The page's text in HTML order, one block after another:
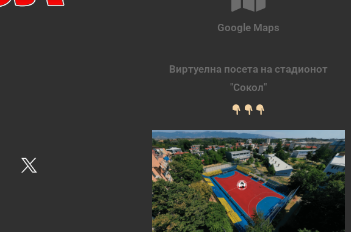
Google Maps
Виртуелна посета на стадионот
"Сокол"